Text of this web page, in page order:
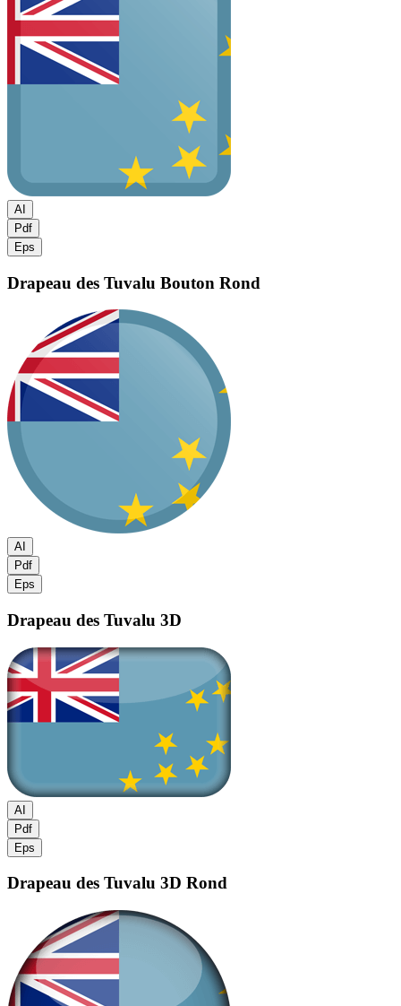
AI
Pdf
Eps
Drapeau des Tuvalu Bouton Rond
AI
Pdf
Eps
Drapeau des Tuvalu 3D
AI
Pdf
Eps
Drapeau des Tuvalu 3D Rond